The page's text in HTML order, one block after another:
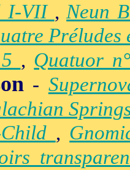
I-VII ,Neun
Préludes
, Quatuor
-
,